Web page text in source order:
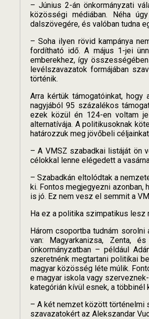
– Június 2-án önkormányzati
közösségi médiában. Néha
dalszövegére, és valóban tudna
– Soha ilyen rövid kampánya
fordítható idő. A május 1-jei
emberekhez, így
levélszavazatok formájában
történik.
Arra kértük támogatóinkat,
nagyjából 95 százalékos
ezek közül én 124-en voltam
alternatívája. A politikusoknak
határozzuk meg jövőbeli
– A VMSZ szabadkai listáját ön
célokkal lenne elégedett a
– Szabadkán eltolódtak a
ki. Fontos megjegyezni azonban,
is jó. Ez nem vesz el semmit a
Ha ez a politika szimpatikus lesz
Három csoportba tudnám
van: Magyarkanizsa, Zenta,
önkormányzatban – például
szeretnénk megtartani politikai
magyar közösség léte múlik.
e magyar iskola vagy
kategórián kívül esnek, a
– A két nemzet között történelmi
szavazatokért az Alekszandar